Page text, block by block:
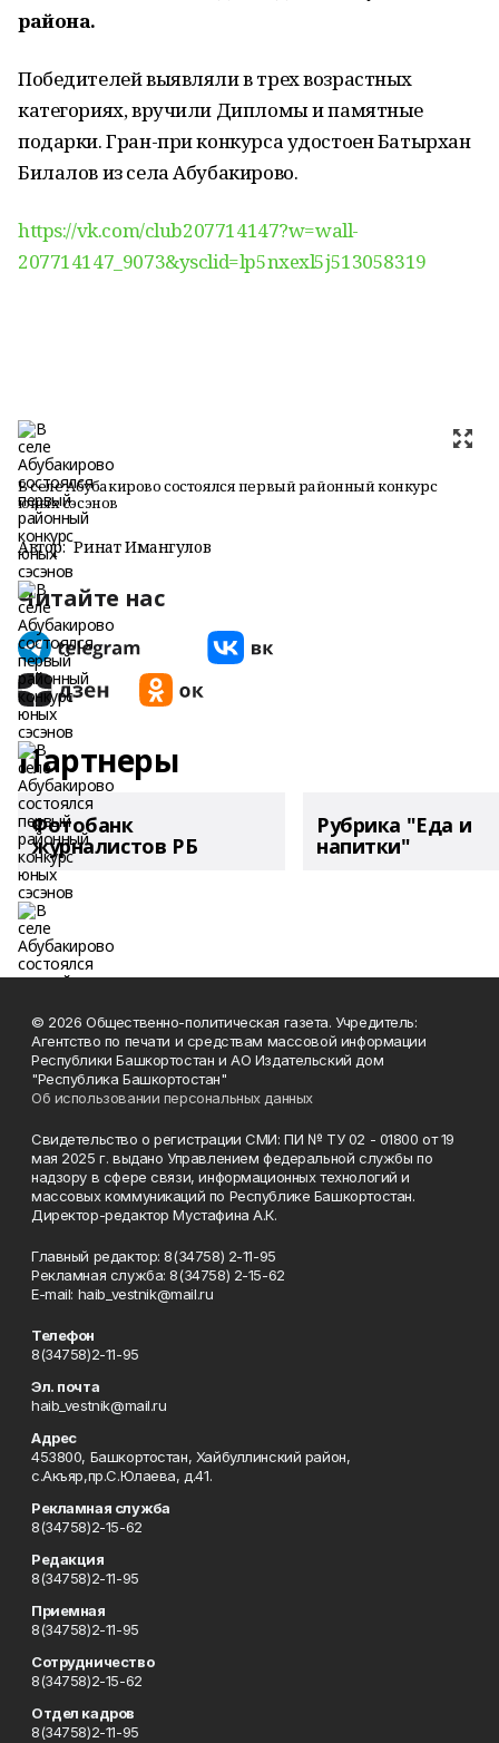
района.
Победителей выявляли в трех возрастных
категориях, вручили Дипломы и памятные
подарки. Гран-при конкурса удостоен Батырхан
Билалов из села Абубакирово.
https://vk.com/club207714147?w=wall-
207714147_9073&ysclid=lp5nxexl5j513058319
В селе Абубакирово состоялся первый районный конкурс
юных сэсэнов
Автор: Ринат Имангулов
Читайте нас
Партнеры
Фотобанк
журналистов РБ
Рубрика "Еда и
напитки"
© 2026 Общественно-политическая газета. Учредитель:
Агентство по печати и средствам массовой информации
Республики Башкортостан и АО Издательский дом
"Республика Башкортостан"
Об использовании персональных данных
Свидетельство о регистрации СМИ: ПИ № ТУ 02 - 01800 от 19
мая 2025 г. выдано Управлением федеральной службы по
надзору в сфере связи, информационных технологий и
массовых коммуникаций по Республике Башкортостан.
Директор-редактор Мустафина А.К.
Главный редактор: 8(34758) 2-11-95
Рекламная служба: 8(34758) 2-15-62
Е-mаil: haib_vestnik@mail.ru
Телефон
8(34758)2-11-95
Эл. почта
haib_vestnik@mail.ru
Адрес
453800, Башкортостан, Хайбуллинский район,
с.Акъяр,пр.С.Юлаева, д.41.
Рекламная служба
8(34758)2-15-62
Редакция
8(34758)2-11-95
Приемная
8(34758)2-11-95
Сотрудничество
8(34758)2-15-62
Отдел кадров
8(34758)2-11-95